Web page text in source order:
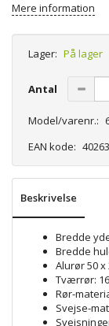
Mere information
Lager: På lager
Antal
Model/varenr.:
EAN kode:
Beskrivelse
Bredde
Bredde
Alurør 50 x
Tværrør:
Rør-
Svejse-